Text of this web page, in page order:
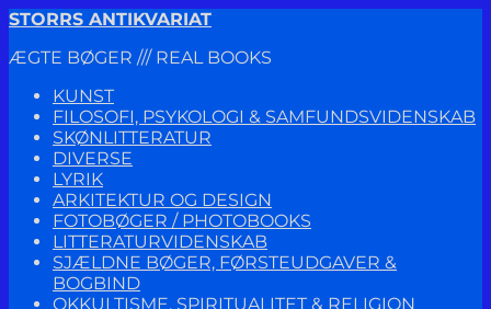
Spring
navigation
Spring
indhold
STORRS ANTIKVARIAT
ÆGTE BØGER /// REAL BOOKS
KUNST
FILOSOFI, PSYKOLOGI & SAMFUNDSVIDENSKAB
SKØNLITTERATUR
DIVERSE
LYRIK
ARKITEKTUR OG DESIGN
FOTOBØGER / PHOTOBOOKS
LITTERATURVIDENSKAB
SJÆLDNE BØGER, FØRSTEUDGAVER &
BOGBIND
OKKULTISME, SPIRITUALITET & RELIGION